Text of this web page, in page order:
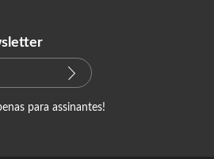
para assinantes!